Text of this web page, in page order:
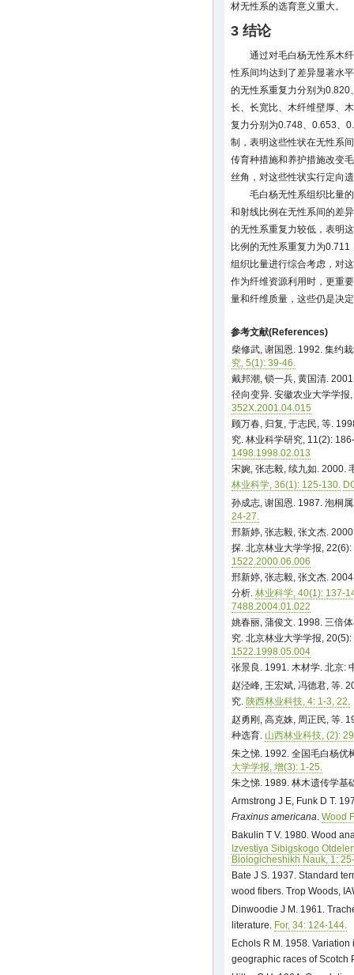
材无性系的选育意义重大。
3 结论
通过对毛白杨无性系木
性系间均达到了差异显著水
的无性系重复力分别为
长、长宽比、木纤维壁厚、
复力分别为0.748、0.653、
制，表明这些性状在无性系
传育种措施和养护措施改变
丝角，对这些性状实行定向
毛白杨无性系组织比量
和射线比例在无性系间的差
的无性系重复力较低，表明
比例的无性系重复力为
组织比量进行综合考虑，对
作为纤维资源利用时，更重
量和纤维质量，这些仍是决
参考文献(References)
柴修武, 谢国恩. 1992. 集约
究, 5(1): 39-46.
戴邦潮, 锁一兵, 黄国清.
径向变异. 安徽农业大学学
352X.2001.04.015
顾万春, 归复, 于志民, 等.
究. 林业科学研究, 11(2):
1498.1998.02.013
宋婉, 张志毅, 续九如. 2000.
林业科学, 36(1): 125-130.
孙成志, 谢国恩. 1987. 泡桐
24-27.
邢新婷, 张志毅, 张文杰.
探. 北京林业大学学报,
1522.2000.06.006
邢新婷, 张志毅, 张文杰.
分析. 林业科学, 40(1): 137-
7488.2004.01.022
姚春丽, 蒲俊文. 1998. 三倍
究. 北京林业大学学报,
1522.1998.05.004
张景良. 1991. 木材学. 北京:
赵泾峰, 王宏斌, 冯德君, 等.
究. 陕西林业科技, 4: 1-3, 22.
赵勇刚, 高克姝, 周正民, 等.
种选育. 山西林业科技, (2):
朱之悌. 1992. 全国毛白杨优
大学学报, 增(3): 1-25.
朱之悌. 1989. 林木遗传学基
Armstrong J E, Funk D T.
Fraxinus americana. Wood
Bakulin T V. 1980. Wood
Izvestiya Sibigskogo
Biologicheshikh Nauk, 1:
Bate J S. 1937. Standard
wood fibers. Trop Woods,
Dinwoodie J M. 1961.
literature. For, 34: 124-144.
Echols R M. 1958.
geographic races of Scotch